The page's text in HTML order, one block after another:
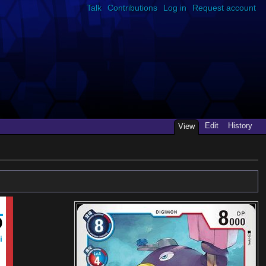
Talk Contributions Log in Request account
View Edit History